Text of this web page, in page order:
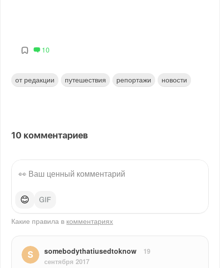
10
от редакции путешествия репортажи новости
10 комментариев
😊
Какие правила в комментариях
somebodythatiusedtoknow
19
сентября 2017